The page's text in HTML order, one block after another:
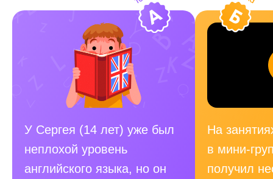
У Сергея (14 лет) уже был
неплохой уровень
английского языка, но он
На
в мини-
получил